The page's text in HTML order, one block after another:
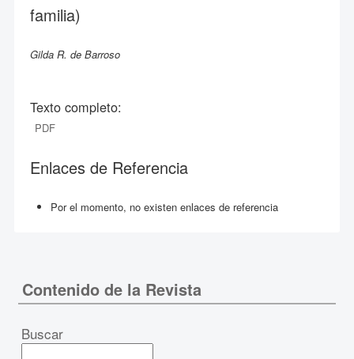
familia)
Gilda R. de Barroso
Texto completo:
PDF
Enlaces de Referencia
Por el momento, no existen enlaces de referencia
Contenido de la Revista
Buscar